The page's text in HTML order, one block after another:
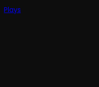
Plays